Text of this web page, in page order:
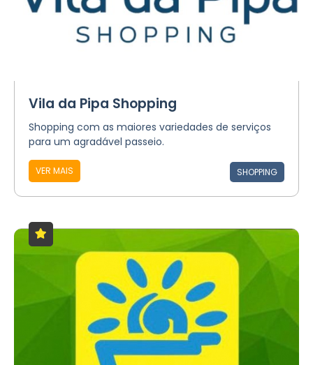
Vila da Pipa Shopping
Shopping com as maiores variedades de serviços
para um agradável passeio.
VER MAIS SHOPPING